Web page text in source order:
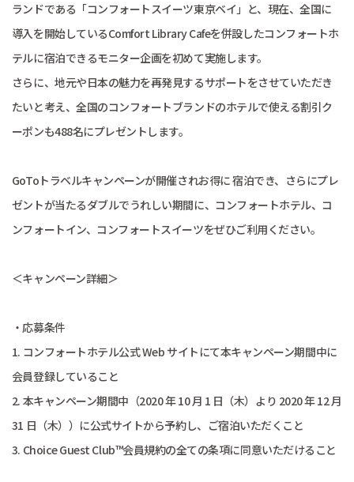
ランドである「コンフォートスイーツ東京ベイ」と、現在、全国に
導入を開始しているComfort Library Cafeを併設したコンフォートホ
テルに宿泊できるモニター企画を初めて実施します。
さらに、地元や日本の魅力を再発見するサポートをさせていただき
たいと考え、全国のコンフォートブランドのホテルで使える割引ク
ーポンも488名にプレゼントします。
GoToトラベルキャンペーンが開催されお得に 宿泊でき、さらにプレ
ゼントが当たるダブルでうれしい期間に、コンフォートホテル、コ
ンフォートイン、コンフォートスイーツをぜひご利用ください。
＜キャンペーン詳細＞
・応募条件
1. コンフォートホテル公式 Web サイトにて本キャンペーン期間中に
会員登録していること
2. 本キャンペーン期間中（2020 年 10 月 1 日（木）より 2020 年 12 月
31 日（木））に公式サイトから予約し、ご宿泊いただくこと
3. Choice Guest Club™会員規約の全ての条項に同意いただけること